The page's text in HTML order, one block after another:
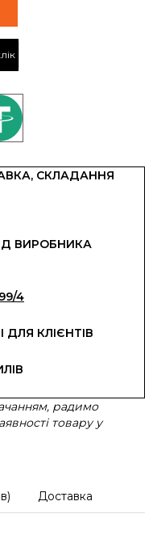
СКЛАДАННЯ
ВИРОБНИКА
4
КЛІЄНТІВ
радимо
товару у
Доставка